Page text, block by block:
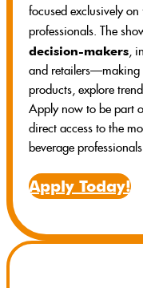
focused exclusively
professionals. The
decision-makers,
and retailers—making
products, explore
Apply now to be part
direct access to the
beverage
Apply Today!